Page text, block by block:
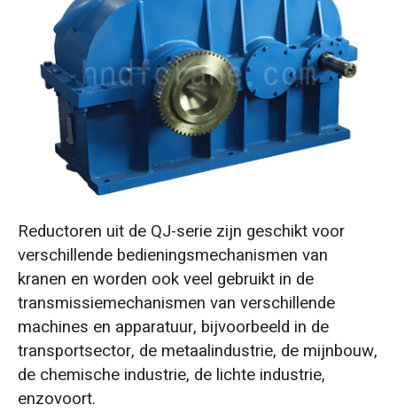
Reductoren uit de QJ-serie zijn geschikt voor
verschillende bedieningsmechanismen van
kranen en worden ook veel gebruikt in de
transmissiemechanismen van verschillende
machines en apparatuur, bijvoorbeeld in de
transportsector, de metaalindustrie, de mijnbouw,
de chemische industrie, de lichte industrie,
enzovoort.